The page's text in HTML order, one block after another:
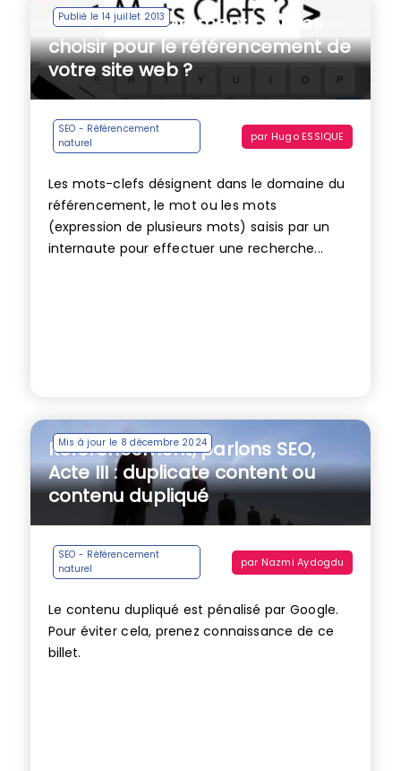
Publié le 14 juillet 2013
Mots clefs : comment bien les
choisir pour le référencement de
votre site web ?
SEO - Référencement
naturel
par Hugo ESSIQUE
Les mots-clefs désignent dans le domaine du
référencement, le mot ou les mots
(expression de plusieurs mots) saisis par un
internaute pour effectuer une recherche...
Mis à jour le 8 décembre 2024
Référencement, parlons SEO,
Acte III : duplicate content ou
contenu dupliqué
SEO - Référencement
naturel
par Nazmi Aydogdu
Le contenu dupliqué est pénalisé par Google.
Pour éviter cela, prenez connaissance de ce
billet.